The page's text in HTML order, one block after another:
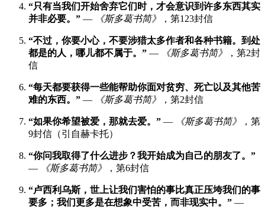
“只有当我们开始舍弃它们时，才会意识到许多东西其实
并非必要。” — 《斯多葛书简》 ，第123封信
“不过，你要小心，不要涉猎太多作者和各种书籍。到处
都是的人，哪儿都不属于。” — 《斯多葛书简》
，第2封
信
“每天都要获得一些能帮助你面对贫穷、死亡以及其他苦
难的东西。” — 《斯多葛书简》 ，第2封信
“如果你希望被爱，那就去爱。” — 《斯多葛书简》
，第
9封信（引自赫卡托）
“你问我取得了什么进步？我开始成为自己的朋友了。”
—
《斯多葛书简》 ，第6封信
“卢西利乌斯，世上让我们害怕的事比真正压垮我们的事
要多；我们更多是在想象中受苦，而非现实中。” —